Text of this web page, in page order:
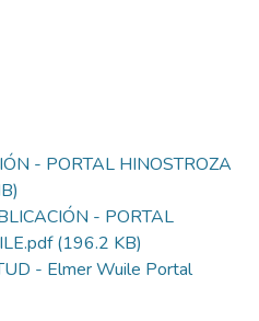
- PORTAL HINOSTROZA
- PORTAL
(196.2 KB)
- Elmer Wuile Portal